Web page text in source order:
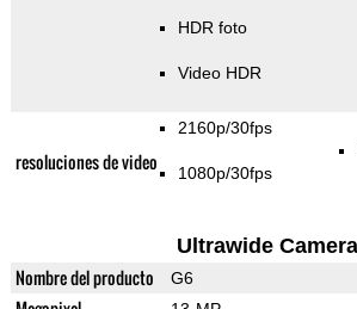
HDR foto
Video HDR
resoluciones de video
2160p/30fps
1080p/30fps
Ultrawide Camera
Nombre del producto G6